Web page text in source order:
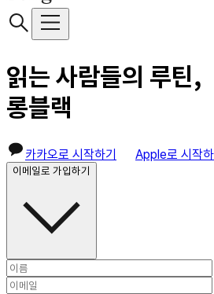
읽는 사람들의 루틴,
롱블랙
카카오로 시작하기 Apple로 시작
이메일로 가입하기